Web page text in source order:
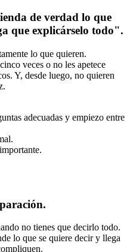
de verdad lo que
que explicárselo todo".
lo que quieren.
veces o no les apetece
Y, desde luego, no quieren
adecuadas y empiezo entre
no tienes que decirlo todo.
lo que se quiere decir y llega